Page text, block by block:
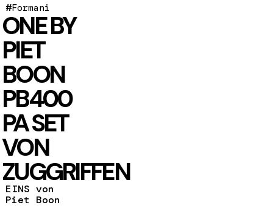
#Formani
ONE BY
PIET
BOON
PB400
PA SET
VON
ZUGGRIFFEN
EINS von
Piet Boon